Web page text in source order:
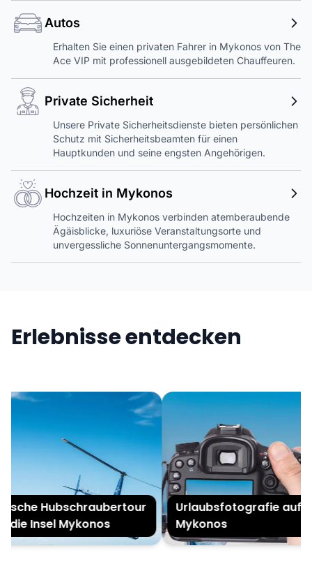
Autos
Erhalten Sie einen privaten Fahrer in Mykonos von The
Ace VIP mit professionell ausgebildeten Chauffeuren.
Private Sicherheit
Unsere Private Sicherheitsdienste bieten persönlichen
Schutz mit Sicherheitsbeamten für einen
Hauptkunden und seine engsten Angehörigen.
Hochzeit in Mykonos
Hochzeiten in Mykonos verbinden atemberaubende
Ägäisblicke, luxuriöse Veranstaltungsorte und
unvergessliche Sonnenuntergangsmomente.
Erlebnisse entdecken
Hubschraubertour
Insel Mykonos
Urlaubsfotografie auf
Mykonos